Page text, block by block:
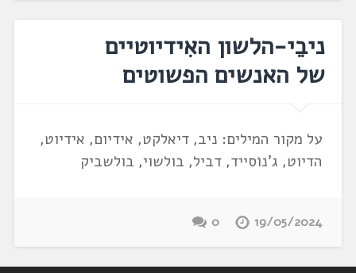
ניבֵי-הלשון האִידיוטיים
של האנשים הפשוטים
על מקור המילים: ניב, דיאלקט, אידיום, אידיוט,
הדיוט, ג'נוֹסייד, דביל, בולשוי, בולשביק
19/05/2024
0